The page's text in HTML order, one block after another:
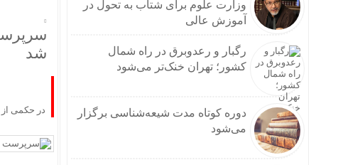
وزارت علوم برای شتاب به تحول در
آموزش عالی
رگبار و رعدوبرق در راه شمال
کشور؛ تهران خنک‌تر می‌شود
دوره کوتاه مدت شیعه‌شناسی برگزار
می‌شود
شد
در حکمی